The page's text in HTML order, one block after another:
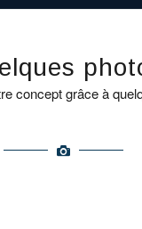
concept grâce à